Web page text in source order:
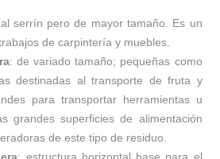
serrín pero de mayor tamaño. Es un
de carpintería y muebles.
: de variado tamaño; pequeñas como
destinadas al transporte de fruta y
para transportar herramientas u
grandes superficies de alimentación
de este tipo de residuo.